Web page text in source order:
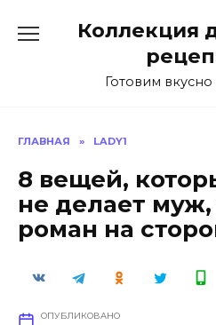
Коллекция
Готовим
ГЛАВНАЯ » LADY1
8 вещей,
не делает муж,
роман на
ОПУБЛИКОВАНО